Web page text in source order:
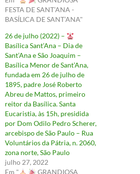
FESTA DE SANT’ANA -
BASÍLICA DE SANT’ANA"
26 de julho (2022) –
Basílica Sant’Ana – Dia de
Sant’Ana e São Joaquim –
Basílica Menor de Sant’Ana,
fundada em 26 de julho de
1895, padre José Roberto
Abreu de Mattos, primeiro
reitor da Basílica. Santa
Eucaristia, às 15h, presidida
por Dom Odilo Pedro Scherer,
arcebispo de São Paulo – Rua
Voluntários da Pátria, n. 2060,
zona norte, São Paulo
julho 27, 2022
Em "
GRANDIOSA